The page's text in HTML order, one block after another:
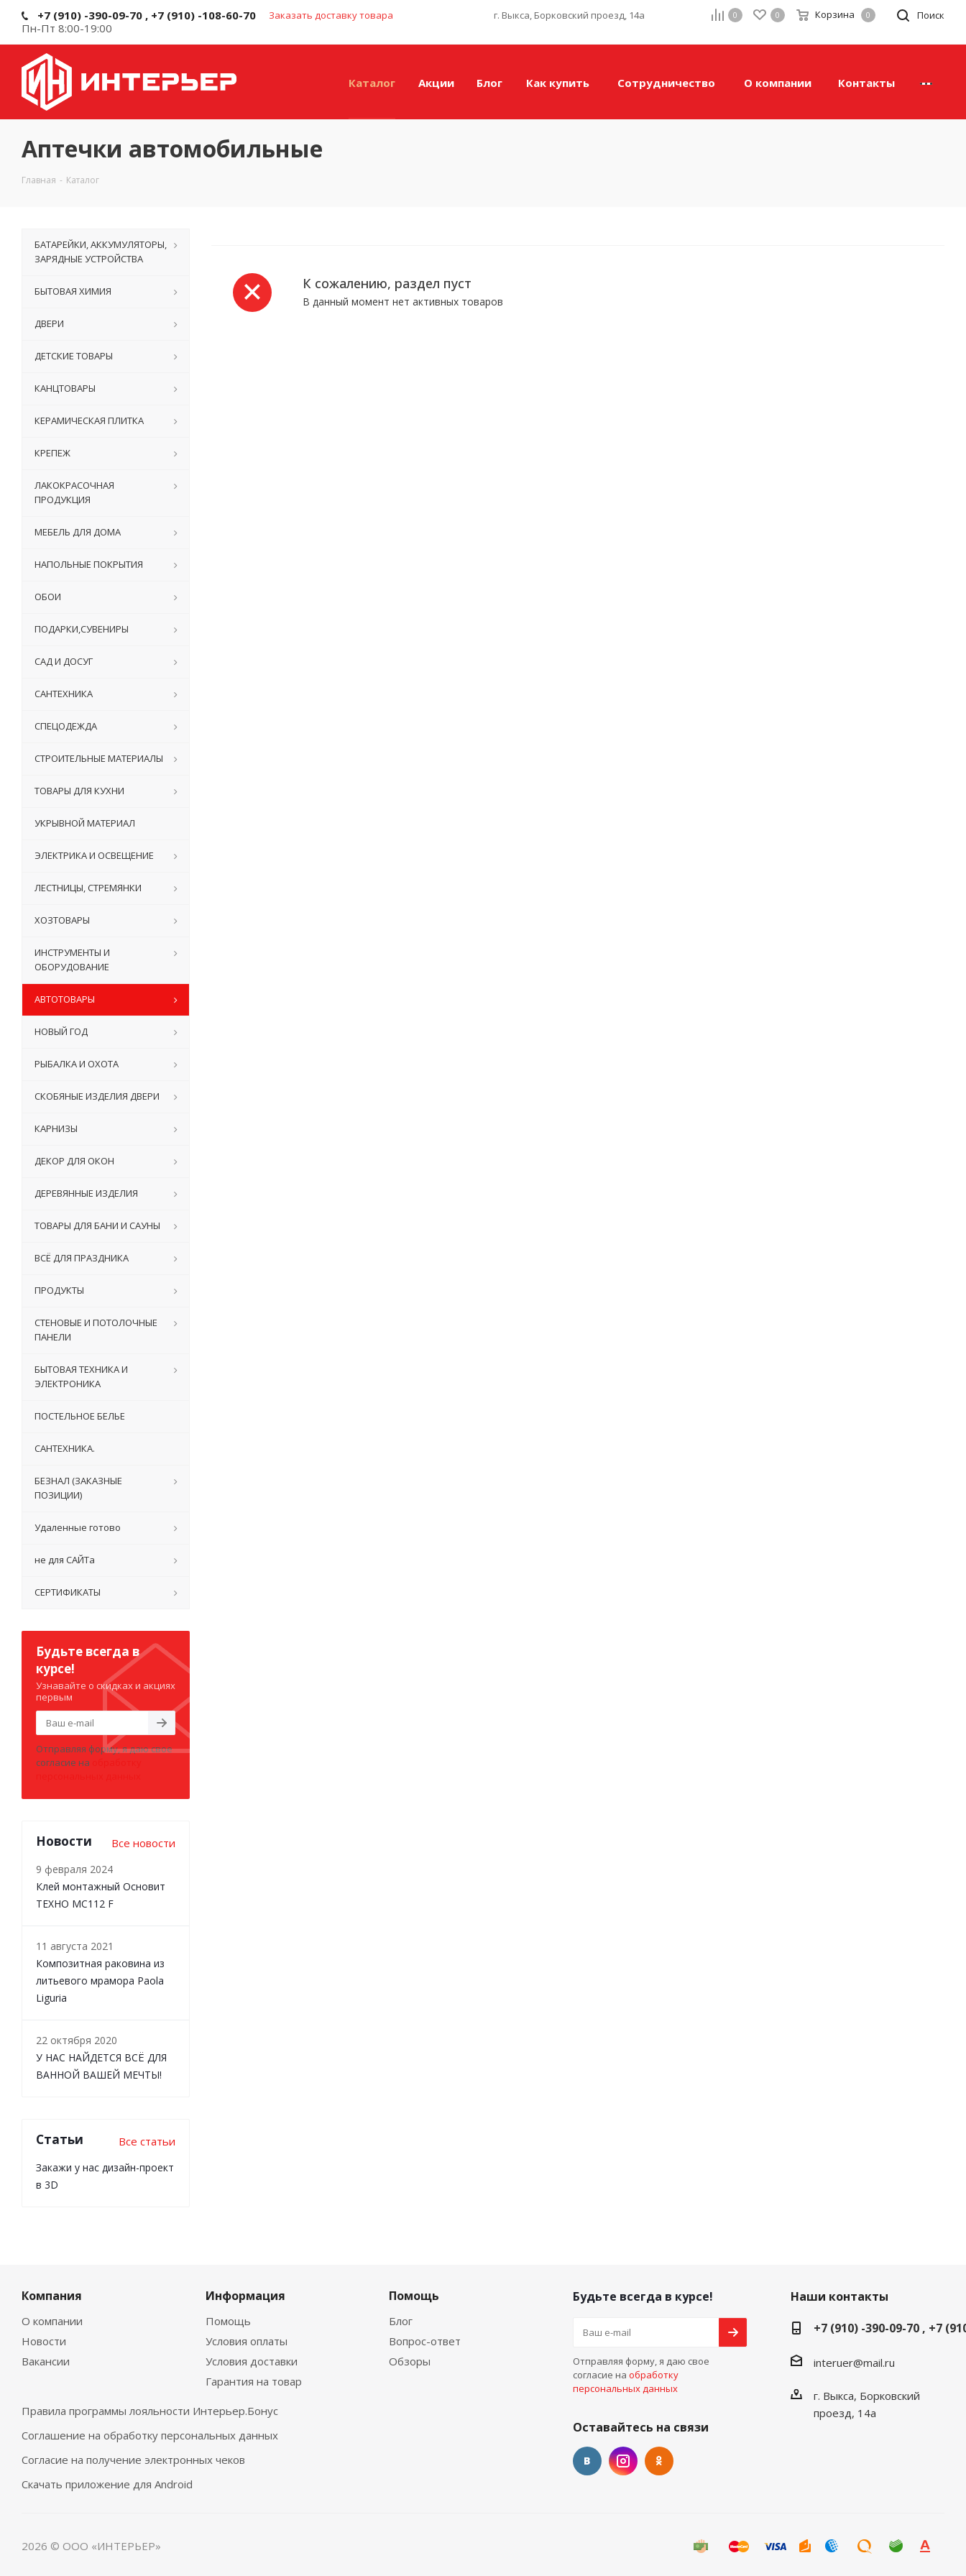
+7 (910) -390-09-70 , +7 (910) -108-60-70 Заказать доставку товара
Пн-Пт 8:00-19:00
г. Выкса, Борковский проезд, 14а Поиск
0 0 Корзина 0
Каталог Акции Блог Как купить Сотрудничество О компании Контакты
Аптечки автомобильные
Главная - Каталог
К сожалению, раздел пуст
В данный момент нет активных товаров
БАТАРЕЙКИ, АККУМУЛЯТОРЫ,
ЗАРЯДНЫЕ УСТРОЙСТВА
БЫТОВАЯ ХИМИЯ
ДВЕРИ
ДЕТСКИЕ ТОВАРЫ
КАНЦТОВАРЫ
КЕРАМИЧЕСКАЯ ПЛИТКА
КРЕПЕЖ
ЛАКОКРАСОЧНАЯ
ПРОДУКЦИЯ
МЕБЕЛЬ ДЛЯ ДОМА
НАПОЛЬНЫЕ ПОКРЫТИЯ
ОБОИ
ПОДАРКИ,СУВЕНИРЫ
САД И ДОСУГ
САНТЕХНИКА
СПЕЦОДЕЖДА
СТРОИТЕЛЬНЫЕ МАТЕРИАЛЫ
ТОВАРЫ ДЛЯ КУХНИ
УКРЫВНОЙ МАТЕРИАЛ
ЭЛЕКТРИКА И ОСВЕЩЕНИЕ
ЛЕСТНИЦЫ, СТРЕМЯНКИ
ХОЗТОВАРЫ
ИНСТРУМЕНТЫ И
ОБОРУДОВАНИЕ
АВТОТОВАРЫ
НОВЫЙ ГОД
РЫБАЛКА И ОХОТА
СКОБЯНЫЕ ИЗДЕЛИЯ ДВЕРИ
КАРНИЗЫ
ДЕКОР ДЛЯ ОКОН
ДЕРЕВЯННЫЕ ИЗДЕЛИЯ
ТОВАРЫ ДЛЯ БАНИ И САУНЫ
ВСЁ ДЛЯ ПРАЗДНИКА
ПРОДУКТЫ
СТЕНОВЫЕ И ПОТОЛОЧНЫЕ
ПАНЕЛИ
БЫТОВАЯ ТЕХНИКА И
ЭЛЕКТРОНИКА
ПОСТЕЛЬНОЕ БЕЛЬЕ
САНТЕХНИКА.
БЕЗНАЛ (ЗАКАЗНЫЕ
ПОЗИЦИИ)
Удаленные готово
не для САЙТа
СЕРТИФИКАТЫ
Будьте всегда в
курсе!
Узнавайте о скидках и акциях
первым
Отправляя форму, я даю свое
согласие на
Новости Все новости
9 февраля 2024
Клей монтажный Основит
ТЕХНО MC112 F
11 августа 2021
Композитная раковина из
литьевого мрамора Paola
Liguria
22 октября 2020
У НАС НАЙДЕТСЯ ВСЁ ДЛЯ
ВАННОЙ ВАШЕЙ МЕЧТЫ!
Статьи Все статьи
Закажи у нас дизайн-проект
в 3D
Компания
О компании
Новости
Вакансии
Информация
Помощь
Условия оплаты
Условия доставки
Гарантия на товар
Помощь
Блог
Вопрос-ответ
Обзоры
Правила программы лояльности Интерьер.Бонус
Соглашение на обработку персональных данных
Согласие на получение электронных чеков
Скачать приложение для Android
Будьте всегда в курсе!
Отправляя форму, я даю свое
согласие на обработку
персональных данных
Оставайтесь на связи
Наши контакты
+7 (910) -390-09-70 , +7
interuer@mail.ru
г. Выкса, Борковский
проезд, 14а
2026 © ООО «ИНТЕРЬЕР»